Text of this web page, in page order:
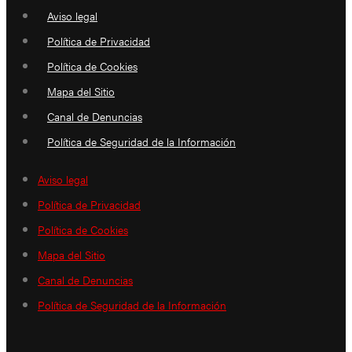
Aviso legal
Política de Privacidad
Política de Cookies
Mapa del Sitio
Canal de Denuncias
Política de Seguridad de la Información
Aviso legal
Política de Privacidad
Política de Cookies
Mapa del Sitio
Canal de Denuncias
Política de Seguridad de la Información